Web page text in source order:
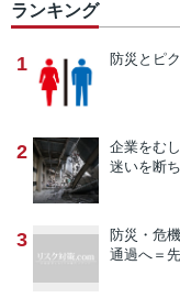
ランキング
1 防災とピ
2 企業をむ
迷いを断
3 防災・危
通過へ＝